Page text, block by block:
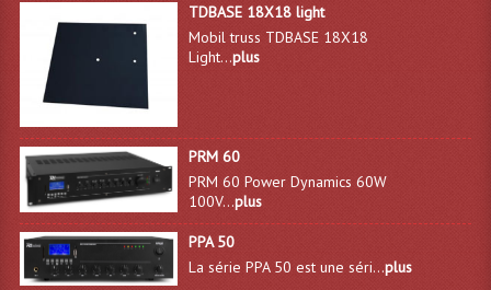
TDBASE 18X18 light
Mobil truss TDBASE 18X18
Light...plus
PRM 60
PRM 60 Power Dynamics 60W
100V...plus
PPA 50
La série PPA 50 est une séri...plus